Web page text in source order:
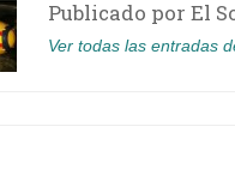
Publicado por El
Ver todas las entradas